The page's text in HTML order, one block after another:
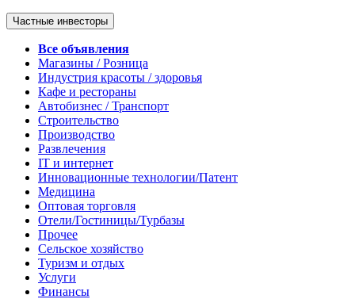
Частные инвесторы
Все объявления
Магазины / Розница
Индустрия красоты / здоровья
Кафе и рестораны
Автобизнес / Транспорт
Строительство
Производство
Развлечения
IT и интернет
Инновационные технологии/Патент
Медицина
Оптовая торговля
Отели/Гостиницы/Турбазы
Прочее
Сельское хозяйство
Туризм и отдых
Услуги
Финансы